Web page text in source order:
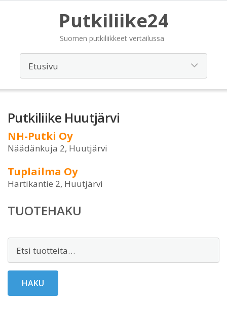
Putkiliike24
Suomen putkiliikkeet vertailussa
Putkiliike Huutjärvi
NH-Putki Oy
Näädänkuja 2, Huutjärvi
Tuplailma Oy
Hartikantie 2, Huutjärvi
TUOTEHAKU
HAKU